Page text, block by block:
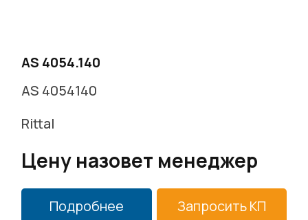
AS 4054.140
AS 4054140
Rittal
Цену назовет менеджер
Подробнее Запросить КП